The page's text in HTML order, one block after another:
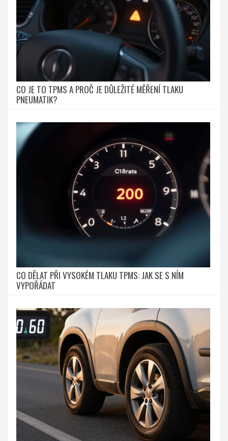
CO JE TO TPMS A PROČ JE DŮLEŽITÉ MĚŘENÍ TLAKU
PNEUMATIK?
CO DĚLAT PŘI VYSOKÉM TLAKU TPMS: JAK SE S NÍM
VYPOŘÁDAT